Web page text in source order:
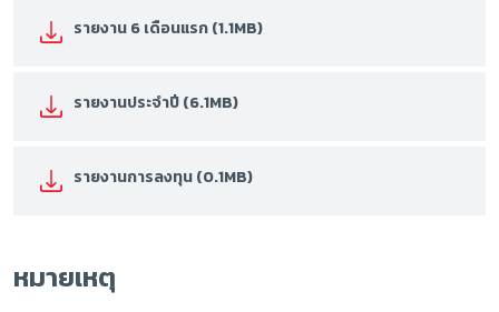
รายงาน 6 เดือนแรก (1.1MB)
รายงานประจำปี (6.1MB)
รายงานการลงทุน (0.1MB)
หมายเหตุ